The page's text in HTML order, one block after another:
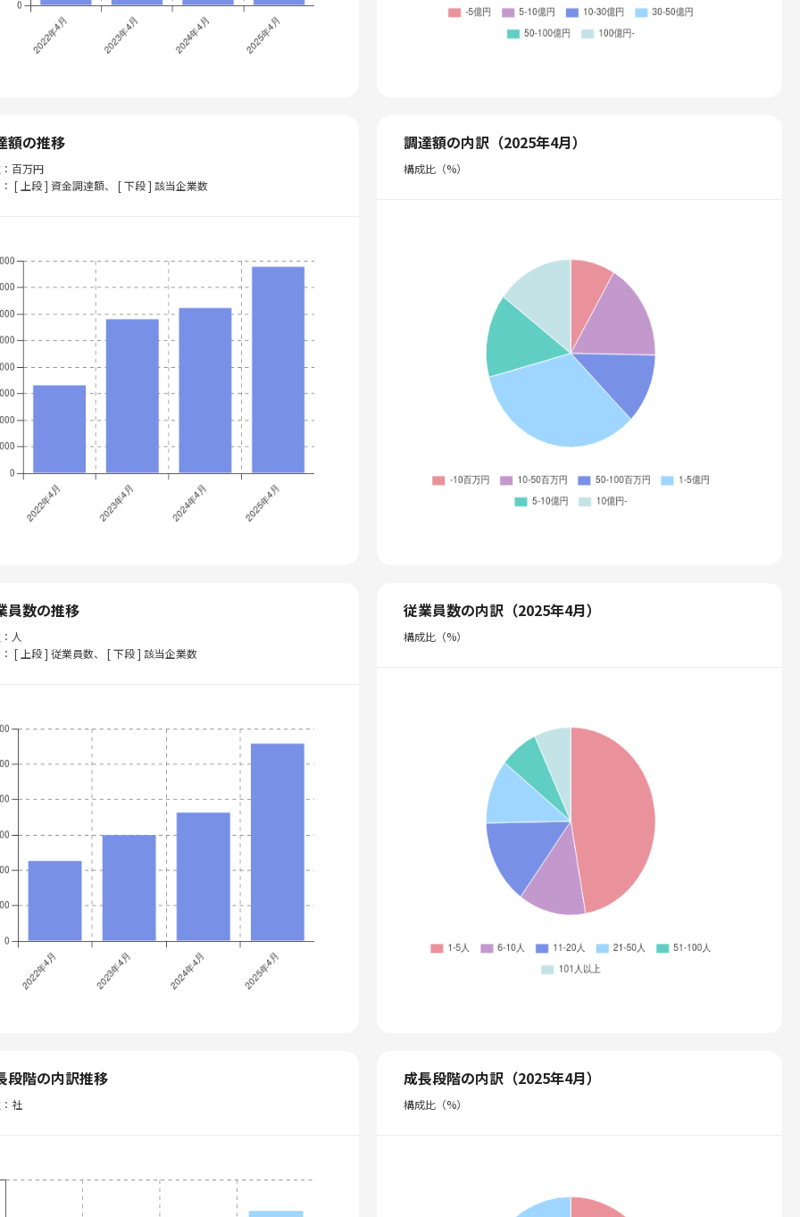
額の推移
百万円
[ 上段 ] 資金調達額、 [ 下段 ] 該当企業数
調達額の内訳（2025年4月）
構成比（%）
員数の推移
人
[ 上段 ] 従業員数、 [ 下段 ] 該当企業数
従業員数の内訳（2025年4月）
構成比（%）
段階の内訳推移
社
成長段階の内訳（2025年4月）
構成比（%）